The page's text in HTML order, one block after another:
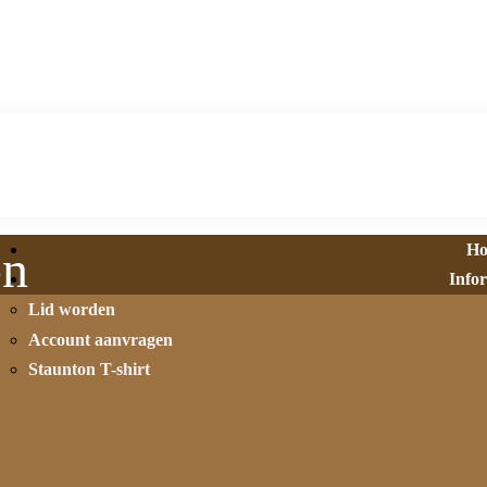
Lid worden
Account aanvragen
Staunton T-shirt